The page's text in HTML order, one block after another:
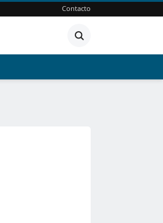
Contacto